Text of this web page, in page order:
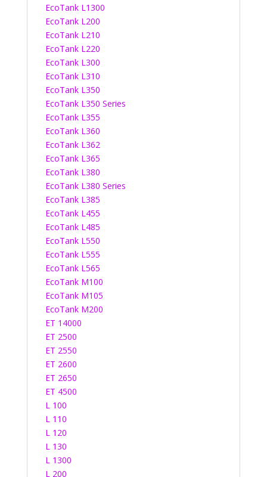
EcoTank L1300
EcoTank L200
EcoTank L210
EcoTank L220
EcoTank L300
EcoTank L310
EcoTank L350
EcoTank L350 Series
EcoTank L355
EcoTank L360
EcoTank L362
EcoTank L365
EcoTank L380
EcoTank L380 Series
EcoTank L385
EcoTank L455
EcoTank L485
EcoTank L550
EcoTank L555
EcoTank L565
EcoTank M100
EcoTank M105
EcoTank M200
ET 14000
ET 2500
ET 2550
ET 2600
ET 2650
ET 4500
L 100
L 110
L 120
L 130
L 1300
L 200